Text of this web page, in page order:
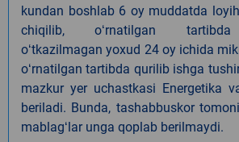
kundan boshlab 6 oy muddatda
chiqilib, oʻrnatilgan tartibda
oʻtkazilmagan yoxud 24 oy ichida
oʻrnatilgan tartibda qurilib ishga
mazkur yer uchastkasi Energetika
beriladi. Bunda, tashabbuskor
mablagʻlar unga qoplab berilmaydi.